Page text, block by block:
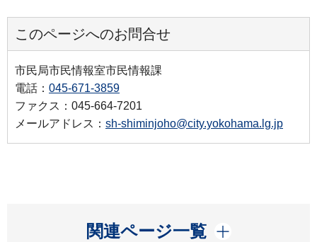
このページへのお問合せ
市民局市民情報室市民情報課
電話： 045-671-3859
ファクス：045-664-7201
メールアドレス： sh-shiminjoho@city.yokohama.lg.jp
関連ページ一覧
開く